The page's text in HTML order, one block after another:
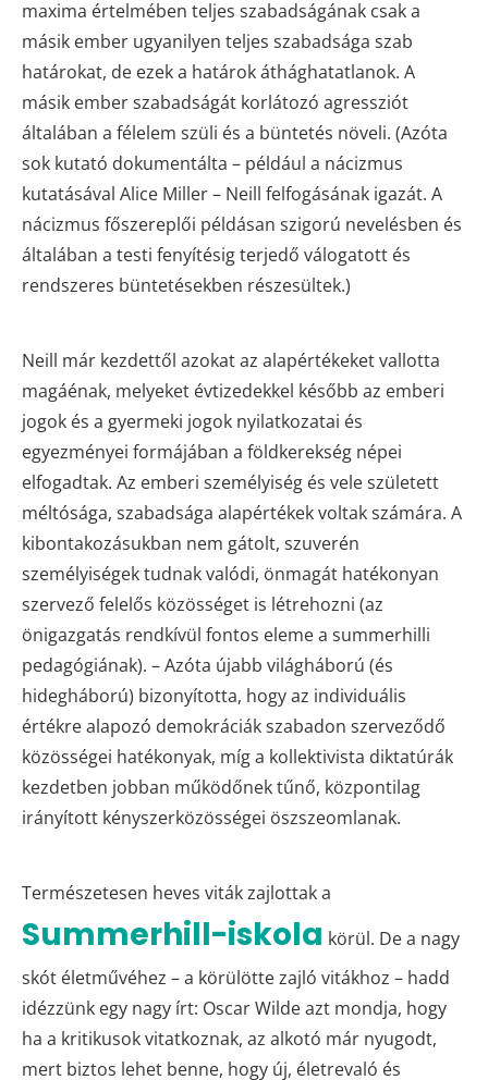
maxima értelmében teljes szabadságának csak a
másik ember ugyanilyen teljes szabadsága szab
határokat, de ezek a határok áthághatatlanok. A
másik ember szabadságát korlátozó agressziót
általában a félelem szüli és a büntetés növeli. (Azóta
sok kutató dokumentálta – például a nácizmus
kutatásával Alice Miller – Neill felfogásának igazát. A
nácizmus főszereplői példásan szigorú nevelésben és
általában a testi fenyítésig terjedő válogatott és
rendszeres büntetésekben részesültek.)
Neill már kezdettől azokat az alapértékeket vallotta
magáénak, melyeket évtizedekkel később az emberi
jogok és a gyermeki jogok nyilatkozatai és
egyezményei formájában a földkerekség népei
elfogadtak. Az emberi személyiség és vele született
méltósága, szabadsága alapértékek voltak számára. A
kibontakozásukban nem gátolt, szuverén
személyiségek tudnak valódi, önmagát hatékonyan
szervező felelős közösséget is létrehozni (az
önigazgatás rendkívül fontos eleme a summerhilli
pedagógiának). – Azóta újabb világháború (és
hidegháború) bizonyította, hogy az individuális
értékre alapozó demokráciák szabadon szerveződő
közösségei hatékonyak, míg a kollektivista diktatúrák
kezdetben jobban működőnek tűnő, központilag
irányított kényszerközösségei öszszeomlanak.
Természetesen heves viták zajlottak a
Summerhill-iskola körül. De a nagy
skót életművéhez – a körülötte zajló vitákhoz – hadd
idézzünk egy nagy írt: Oscar Wilde azt mondja, hogy
ha a kritikusok vitatkoznak, az alkotó már nyugodt,
mert biztos lehet benne, hogy új, életrevaló és